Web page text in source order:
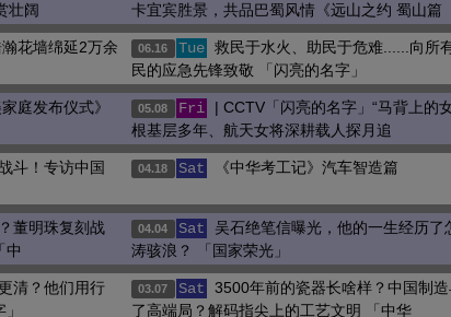
壮阔
卡宜宾胜景，共品巴蜀风情《远山之约 蜀山篇
花墙绵延2万余
06.16 Tue 救民于水火、助民于危难......向所
民的应急先锋致敬 「闪亮的名字」
庭发布仪式》 05.08 Fri
| CCTV「闪亮的名字」“马背上的
根基层多年、航天女将深耕载人探月追
斗！专访中国
04.18 Sat 《中华考工记》汽车智造篇
董明珠复刻战
中
04.04 Sat
吴石绝笔信曝光，他的一生经历了
涛骇浪？ 「国家荣光」
清？他们用行
03.07 Sat
3500年前的瓷器长啥样？中国制造
了高端局？解码指尖上的工艺文明 「中华